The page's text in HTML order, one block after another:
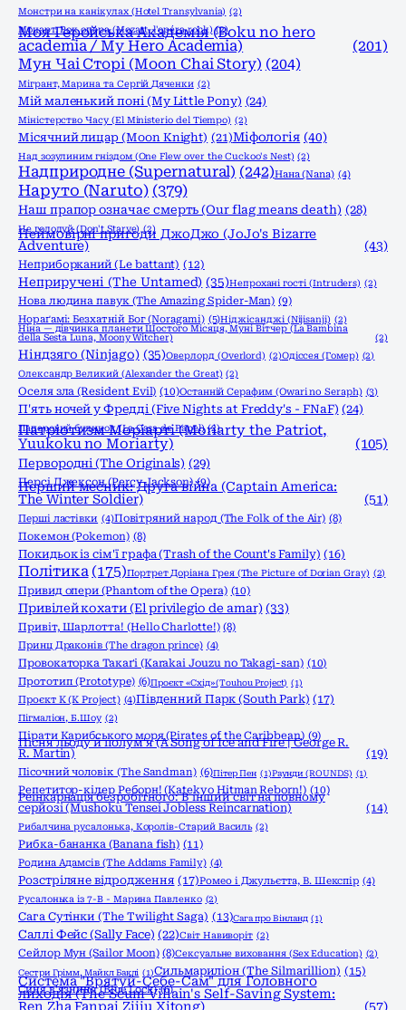
Монстри на канікулах (Hotel Transylvania) (2)
Моцарт. Рок опера (Mozart, l'opéra rock) (2)
Моя Геройська Академія (Boku no hero
academia / My Hero Academia)
(201)
Мун Чаі Сторі (Moon Chai Story) (204)
Мігрант, Марина та Сергій Дяченки (2)
Мій маленький поні (My Little Pony) (24)
Міністерство Часу (El Ministerio del Tiempo) (2)
Місячний лицар (Moon Knight) (21)Міфологія (40)
Над зозулиним гніздом (One Flew over the Cuckoo's Nest) (2)
Надприродне (Supernatural) (242)Нана (Nana) (4)
Наруто (Naruto) (379)
Наш прапор означає смерть (Our flag means death) (28)
Не голодуй (Don't Starve) (2)
Неймовірні пригоди ДжоДжо (JoJo's Bizarre
Adventure)
(43)
Неприборканий (Le battant) (12)
Неприручені (The Untamed) (35)Непрохані гості (Intruders) (2)
Нова людина павук (The Amazing Spider-Man) (9)
Нораґамі: Безхатній Бог (Noragami) (5)Ніджісанджі (Nijisanji) (2)
Ніна — дівчинка планети Шостого Місяця, Муні Вітчер (La Bambina
della Sesta Luna, Moony Witcher)
(2)
Ніндзяго (Ninjago) (35)Оверлорд (Overlord) (2)Одіссея (Гомер) (2)
Олександр Великий (Alexander the Great) (2)
Оселя зла (Resident Evil) (10)Останній Серафим (Owari no Seraph) (3)
П'ять ночей у Фредді (Five Nights at Freddy's - FNaF) (24)
Паперовий будинок (La Casa de Papel) (2)
Патріотизм Моріарті (Moriarty the Patriot,
Yuukoku no Moriarty)
(105)
Первородні (The Originals) (29)
Персі Джексон (Percy Jackson) (9)
Перший месник: Друга війна (Captain America:
The Winter Soldier)
(51)
Перші ластівки (4)Повітряний народ (The Folk of the Air) (8)
Покемон (Pokemon) (8)
Покидьок із сім'ї графа (Trash of the Count's Family) (16)
Політика (175)Портрет Доріана Грея (The Picture of Dorian Gray) (2)
Привид опери (Phantom of the Opera) (10)
Привілей кохати (El privilegio de amar) (33)
Привіт, Шарлотта! (Hello Charlotte!) (8)
Принц Драконів (The dragon prince) (4)
Провокаторка Такаґі (Karakai Jouzu no Takagi-san) (10)
Прототип (Prototype) (6)Проєкт «Схід» (Touhou Project) (1)
Проєкт К (K Project) (4)Південний Парк (South Park) (17)
Пігмаліон, Б.Шоу (2)
Пірати Карибського моря (Pirates of the Caribbean) (9)
Пісня льоду й полум'я (A Song of Ice and Fire | George R.
R. Martin)
(19)
Пісочний чоловік (The Sandman) (6)Пітер Пен (1)Раунди (ROUNDS) (1)
Репетитор-кілер Реборн! (Katekyo Hitman Reborn!) (10)
Реінкарнація безробітного: В інший світ на повному
серйозі (Mushoku Tensei Jobless Reincarnation)
(14)
Рибалчина русалонька, Королів-Старий Василь (2)
Рибка-бананка (Banana fish) (11)
Родина Адамсів (The Addams Family) (4)
Розстріляне відродження (17)Ромео і Джульєтта, В. Шекспір (4)
Русалонька із 7-В - Марина Павленко (2)
Сага Сутінки (The Twilight Saga) (13)Сага про Вінланд (1)
Саллі Фейс (Sally Face) (22)Світ Навиворіт (2)
Сейлор Мун (Sailor Moon) (8)Сексуальне виховання (Sex Education) (2)
Сестри Грімм, Майкл Баклі (1)Сильмариліон (The Silmarillion) (15)
Синя в'язниця (Blue Lock) (6)
Система "Врятуй-Себе-Сам" для Головного
лиходія (The Scum Villain's Self-Saving System:
Ren Zha Fanpai Zijiu Xitong)
(57)